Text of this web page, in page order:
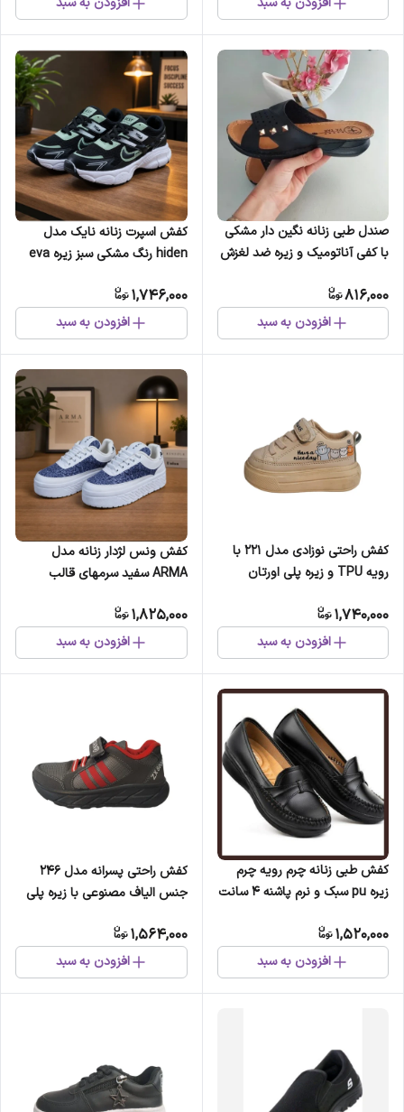
صندل طبی زنانه نگین دار مشکی
با کفی آناتومیک و زیره ضد لغزش
816,000
افزودن به سبد
کفش اسپرت زنانه نایک مدل
hiden رنگ مشکی سبز زیره eva
1,746,000
افزودن به سبد
کفش راحتی نوزادی مدل 221 با
رویه TPU و زیره پلی اورتان
1,740,000
افزودن به سبد
کفش ونس لژدار زنانه مدل
ARMA سفید سرمهای قالب
1,825,000
افزودن به سبد
کفش طبی زنانه چرم رویه چرم
زیره pu سبک و نرم پاشنه 4 سانت
1,520,000
افزودن به سبد
کفش راحتی پسرانه مدل 246
جنس الیاف مصنوعی با زیره پلی
1,564,000
افزودن به سبد